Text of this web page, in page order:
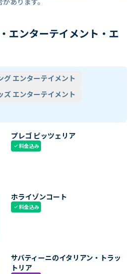
エンターテイメント・エ
グ エンターテイメント
ズ エンターテイメント
プレゴ ピッツェリア
check料金込み
ホライゾンコート
check料金込み
サバティーニのイタリアン・トラッ
トリア